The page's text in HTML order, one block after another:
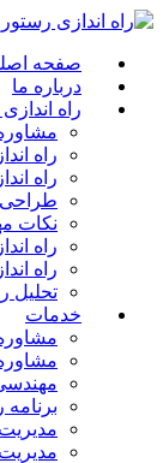
صفحه
درباره ما
راه
مشاوره
راه
راه
طراحی
نکات
راه
راه
تحلیل
خدمات
مهندسی
برنامه
مدیریت
مدیریت